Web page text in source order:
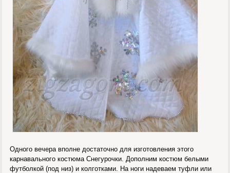
Одного вечера вполне достаточно для изготовления этого
карнавального костюма Снегурочки. Дополним костюм белыми
футболкой (под низ) и колготками. На ноги надеваем туфли или